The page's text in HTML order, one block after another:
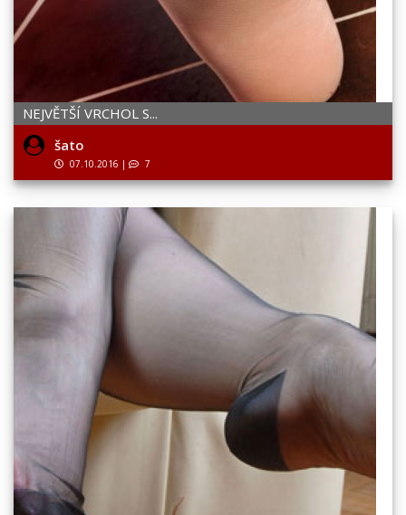
NEJVĚTŠÍ VRCHOL S...
šato
07.10.2016 | 7